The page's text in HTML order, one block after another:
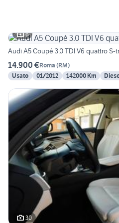
6
Audi A5 Coupé 3.0 TDI V6 quattro S-
14.900 €Roma (RM)
Usato
01/2012 142000 Km
30